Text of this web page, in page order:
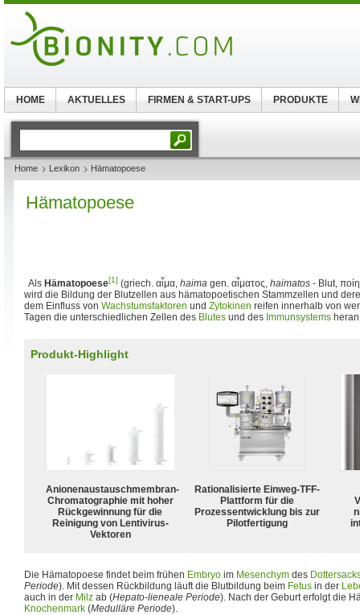
Home Lexikon Hämatopoese
Hämatopoese
Als Hämatopoese[1] (griech. αἷμα, haima gen. αἷματος, haimatos - Blut,
wird die Bildung der Blutzellen aus hämatopoetischen Stammzellen und
dem Einfluss von Wachstumsfaktoren und Zytokinen reifen innerhalb von
Tagen die unterschiedlichen Zellen des Blutes und des Immunsystems
Produkt-Highlight
Anionenaustauschmembran-
Chromatographie mit hoher
Rückgewinnung für die
Reinigung von Lentivirus-
Vektoren
Rationalisierte Einweg-TFF-
Plattform für die
Prozessentwicklung bis zur
Pilotfertigung
Die Hämatopoese findet beim frühen Embryo im Mesenchym des
Periode). Mit dessen Rückbildung läuft die Blutbildung beim Fetus in der
auch in der Milz ab (Hepato-lieneale Periode). Nach der Geburt erfolgt die
Knochenmark (Medulläre Periode).
HOME AKTUELLES FIRMEN & START-UPS PRODUKTE